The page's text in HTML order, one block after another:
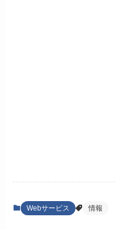
Webサービス 情報